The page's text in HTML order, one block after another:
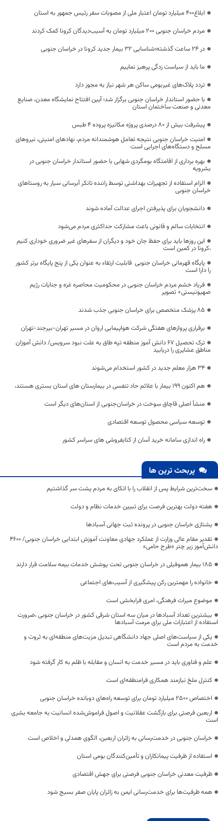
ابلاغ۴۰۰ میلیارد تومان اعتبار ملی از مصوبات سفر رئیس جمهور به استان
مردم خراسان جنوبی ۲۰۰ میلیارد تومان به آسیب‌دیدگان کرونا کمک کردند
در 24 ساعت گذشته؛شناسایی 32 بیمار جدید کرونا در خراسان جنوبی
ما باید از سیاست زدگی پرهیز نماییم
تردد پلاک‌های غیربومی ساکن هر شهر نیاز به مجوز دارد
با حضور استاندار خراسان جنوبی برگزار شد؛ آیین افتتاح نمایشگاه معدن، صنایع
معدنی و صنعت ساختمان استان
پیشرفت بیش از ۸۰ درصدی پروژه مکانیزه پروده ۴ طبس
امنیت خراسان جنوبی نتیجه تعامل هوشمندانه مردم، نهادهای امنیتی، نیروهای
مسلح و دستگاه‌های اجرایی است
بهره برداری از اقامتگاه بومگردی شهابی با حضور استاندار خراسان جنوبی در
بشرویه
الزام استفاده از تجهیزات بهداشتی توسط راننده تانکر آبرسانی سیار به روستاهای
خراسان جنوبی
دانشجویان برای پذیرفتن اجرای عدالت آماده شوند
انتخابات سالم و قانونی باعث مشارکت حداکثری مردم می‌شود
این روزها باید برای حفظ جان خود و دیگران از سفرهای غیر ضروری خوداری کنیم
،کرونا در کمین است
پایگاه قهرمانی خراسان جنوبی قابلیت ارتقاء به عنوان یکی از پنج پایگاه برتر کشور
را دارا است
فریاد خشم مردم خراسان جنوبی در محکومیت محاصره غزه و جنایات رژیم
صهیونیستی+ تصویر
۸۵ پزشک متخصص برای خراسان جنوبی جذب شدند
برقراری پروازهای هفتگی شرکت هواپیمایی اروان در مسیر تهران-بیرجند-تهران
ترک تحصیل 67 دانش آموز منطقه تپه طاق به علت نبود سرویس/ دانش آموزان
مناطق عشایری را دریابید
۳۴ هزار معلم جدید در کشور استخدام می‌شوند
هم اکنون 199 بیمار با علائم حاد تنفسی در بیمارستان های استان بستری هستند،
منشأ اصلی قاچاق سوخت در خراسان‌جنوبی از استان‌های دیگر است
توسعه سیاسی محصول توسعه اقتصادی
راه اندازی سامانه خرید آسان از کتابفروشی های سراسر کشور
پربحث ترین ها
سخت‌ترین شرایط پس از انقلاب را با اتکای به مردم پشت سر گذاشتیم
هفته دولت بهترین فرصت برای تبیین خدمات نظام و دولت
یشتازی خراسان جنوبی در پرونده ثبت جهانی آسبادها
تقدیر مقام عالی وزارت از عملکرد جهادی معاونت آموزش ابتدایی خراسان جنوبی/ ۴۶۰۰
دانش‌آموز زیر چتر «طرح حامی»
۱۸۵ بیمار هموفیلی در خراسان جنوبی تحت پوشش خدمات بیمه سلامت قرار دارند
خانواده را مهمترین رکن پیشگیری از آسیب‌های اجتماعی
موضوع میراث فرهنگی، امری فرابخشی است
بیشترین تعداد آسبادها در میان سه استان شرقی کشور در خراسان جنوبی ،ضرورت
استفاده از اعتبارات ملی برای مرمت آسبادها
یکی از سیاست‌های اصلی جهاد دانشگاهی تبدیل مزیت‌های منطقه‌ای به ثروت و
خدمت به مردم است
علم و فناوری باید در مسیر خدمت به انسان و مقابله با ظلم به کار گرفته شود
کنترل ملخ نیازمند همکاری فرامنطقه‌ای است
اختصاص 2500 میلیارد تومان برای توسعه راه‌های دوبانده خراسان جنوبی
اربعین فرصتی برای بازگشت عقلانیت و اصول فراموش‌شده انسانیت به جامعه بشری
است
خراسان جنوبی در خدمت‌رسانی به زائران اربعین، الگوی همدلی و اخلاص است
استفاده از ظرفیت پیمانکاران و تأمین‌کنندگان بومی استان
ظرفیت معدنی خراسان جنوبی فرصتی برای جهش اقتصادی
همه ظرفیت‌ها برای خدمت‌رسانی ایمن به زائران پایان صفر بسیج شود